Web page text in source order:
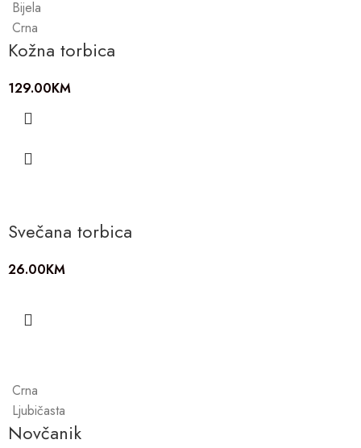
Bijela
Crna
Kožna torbica
129.00KM
Svečana torbica
26.00KM
Crna
Ljubičasta
Novčanik